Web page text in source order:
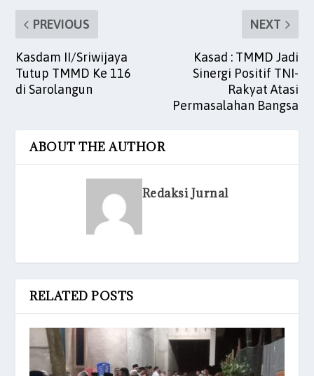
PREVIOUS
Kasdam II/Sriwijaya
Tutup TMMD Ke 116
di Sarolangun
NEXT
Kasad : TMMD Jadi
Sinergi Positif TNI-
Rakyat Atasi
Permasalahan Bangsa
ABOUT THE AUTHOR
Redaksi Jurnal
RELATED POSTS